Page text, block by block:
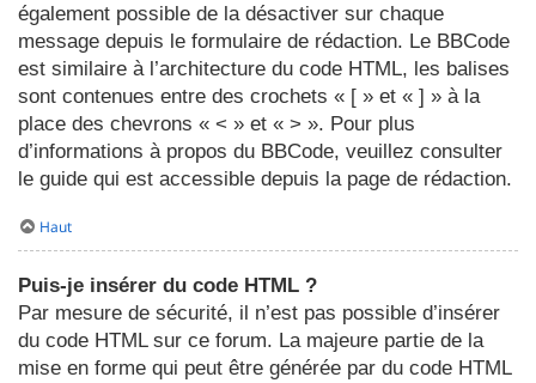
également possible de la désactiver sur chaque
message depuis le formulaire de rédaction. Le BBCode
est similaire à l’architecture du code HTML, les balises
sont contenues entre des crochets « [ » et « ] » à la
place des chevrons « < » et « > ». Pour plus
d’informations à propos du BBCode, veuillez consulter
le guide qui est accessible depuis la page de rédaction.
Haut
Puis-je insérer du code HTML ?
Par mesure de sécurité, il n’est pas possible d’insérer
du code HTML sur ce forum. La majeure partie de la
mise en forme qui peut être générée par du code HTML